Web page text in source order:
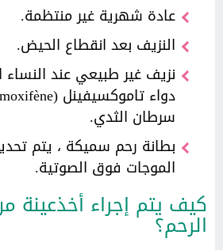
عادة شهرية غير منتظمة.
النزيف بعد انقطاع الحيض.
نزيف غير طبيعي عند النساء
سرطان الثدي.
بطانة رحم سميكة ، يتم
الموجات فوق الصوتية.
كيف يتم إجراء أخذعينة
الرحم؟